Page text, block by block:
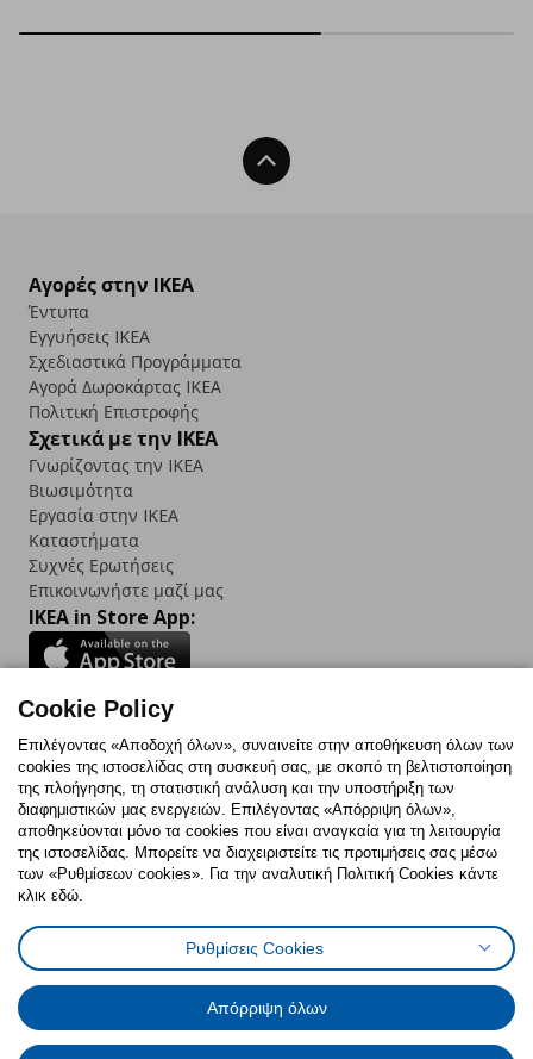
Back To Top
Αγορές στην IKEA
Έντυπα
Εγγυήσεις IKEA
Σχεδιαστικά Προγράμματα
Αγορά Δωρoκάρτας IKEA
Πολιτική Επιστροφής
Σχετικά με την IKEA
Γνωρίζοντας την IKEA
Βιωσιμότητα
Εργασία στην IKEA
Καταστήματα
Συχνές Ερωτήσεις
Επικοινωνήστε μαζί μας
IKEA in Store App:
Follow us:
FacebookInstagram
TikTokYoutubePinterestTwitter
Πολιτική CookiesΔήλωση ψηφιακής προσβασιμότητας
Ρυθμίσεις cookiesΌροι Χρήσης
Γενική Πολιτική Προσωπικών Δεδομένων
Πολιτική Προσωπικών Δεδομένων για ΙΚΕΑ.gr
Κώδικας Καταναλωτικής Δεοντολογίας
Cookie Policy
Επιλέγοντας «Αποδοχή όλων», συναινείτε στην αποθήκευση όλων των
cookies της ιστοσελίδας στη συσκευή σας, με σκοπό τη βελτιστοποίηση
της πλοήγησης, τη στατιστική ανάλυση και την υποστήριξη των
διαφημιστικών μας ενεργειών. Επιλέγοντας «Απόρριψη όλων»,
αποθηκεύονται μόνο τα cookies που είναι αναγκαία για τη λειτουργία
της ιστοσελίδας. Μπορείτε να διαχειριστείτε τις προτιμήσεις σας μέσω
των «Ρυθμίσεων cookies». Για την αναλυτική Πολιτική Cookies κάντε
κλικ εδώ.
Ρυθμίσεις Cookies
Απόρριψη όλων